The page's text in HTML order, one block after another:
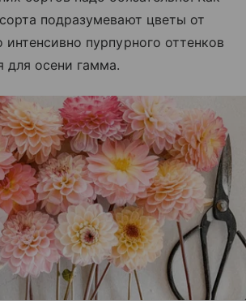
подразумевают цветы от
интенсивно пурпурного оттенков
осени гамма.